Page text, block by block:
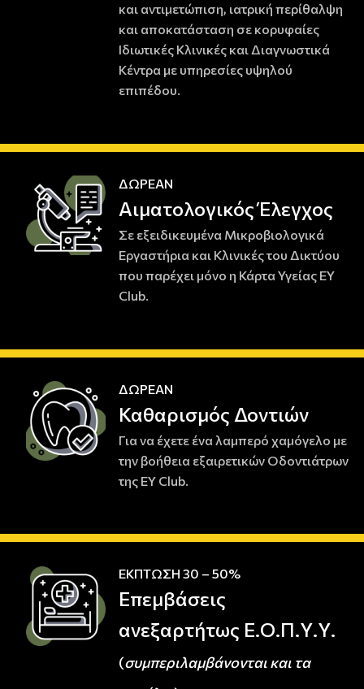
και αντιμετώπιση, ιατρική περίθαλψη
και αποκατάσταση σε κορυφαίες
Ιδιωτικές Κλινικές και Διαγνωστικά
Κέντρα με υπηρεσίες υψηλού
επιπέδου.
ΔΩΡΕΑΝ
Αιματολογικός Έλεγχος
Σε εξειδικευμένα Μικροβιολογικά
Εργαστήρια και Κλινικές του Δικτύου
που παρέχει μόνο η Κάρτα Υγείας EY
Club.
ΔΩΡΕΑΝ
Καθαρισμός Δοντιών
Για να έχετε ένα λαμπερό χαμόγελο με
την βοήθεια εξαιρετικών Οδοντιάτρων
της EY Club.
ΕΚΠΤΩΣΗ 30 – 50%
Επεμβάσεις
ανεξαρτήτως Ε.Ο.Π.Υ.Υ.
(συμπεριλαμβάνονται και τα